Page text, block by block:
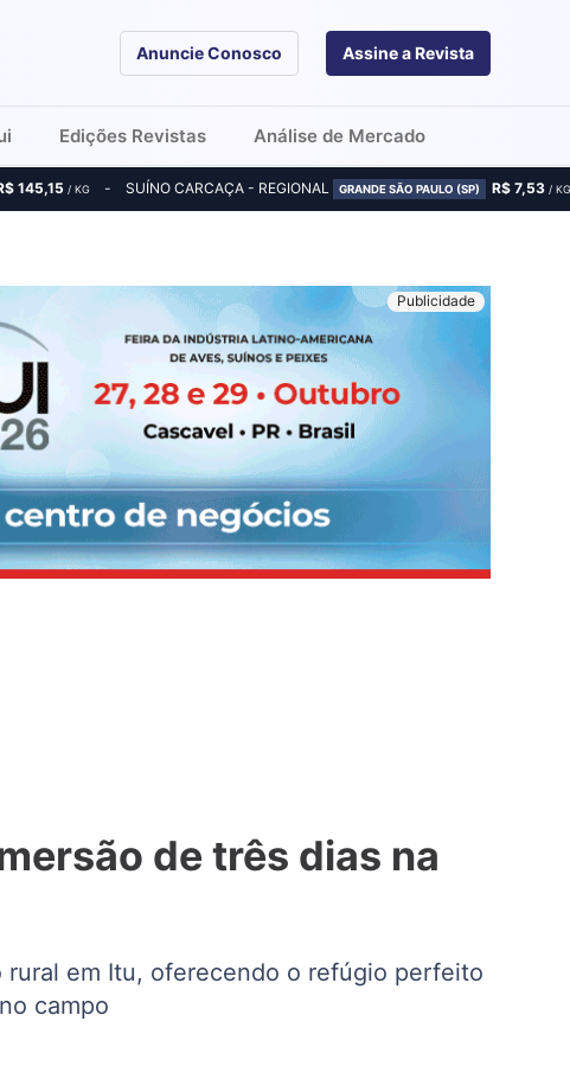
Anuncie Conosco Assine a Revista
Edições Revistas Análise de Mercado
145,15 / KG SUÍNO CARCAÇA - REGIONAL GRANDE SÃO PAULO (SP) R$ 7,53/ KG
de três dias na
em Itu, oferecendo o refúgio perfeito
campo